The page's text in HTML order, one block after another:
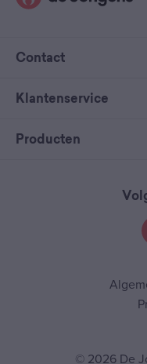
Contact
Klantenservice
Producten
© 2026 De